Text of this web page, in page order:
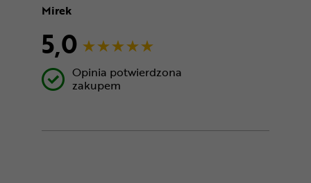
Mirek
5,0
Opinia potwierdzona
zakupem